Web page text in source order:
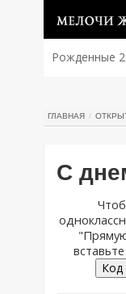
Рожденные
ГЛАВНАЯ
С
Код